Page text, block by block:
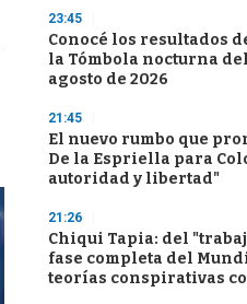
23:45
Conocé los resultados
la Tómbola nocturna
agosto de 2026
21:45
El nuevo rumbo que
De la Espriella para
autoridad y libertad"
21:26
Chiqui Tapia: del
fase completa del
teorías conspirativas